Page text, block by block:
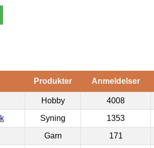
Produkter Anmeldelser
Hobby 4008
Syning 1353
Garn 171